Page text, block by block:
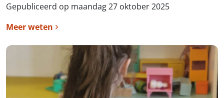
Gepubliceerd op maandag 27 oktober 2025
Meer weten